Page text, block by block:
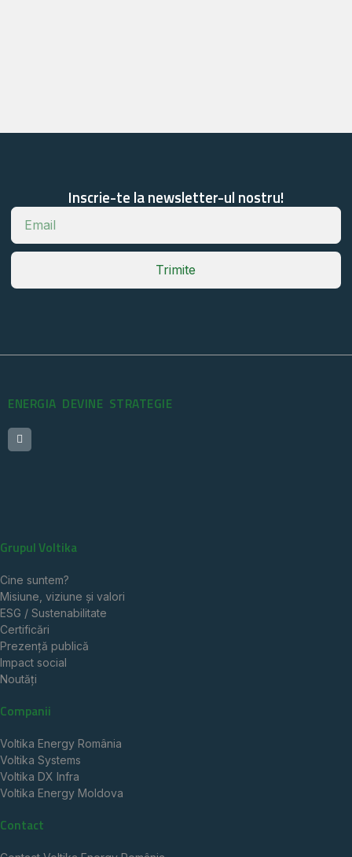
Inscrie-te la newsletter-ul nostru!
Trimite
ENERGIA DEVINE STRATEGIE
Grupul Voltika
Cine suntem?
Misiune, viziune și valori
ESG / Sustenabilitate
Certificări
Prezență publică
Impact social
Noutăți
Companii
Voltika Energy România
Voltika Systems
Voltika DX Infra
Voltika Energy Moldova
Contact